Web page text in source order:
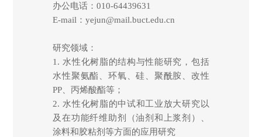
办公电话：010-64439631
E-mail：yejun@mail.buct.edu.cn
研究领域：
1. 水性化树脂的结构与性能研究，包括
水性聚氨酯、环氧、硅、聚酰胺、改性
PP、丙烯酸酯等；
2. 水性化树脂的中试和工业放大研究以
及在功能纤维助剂（油剂和上浆剂）、
涂料和胶粘剂等方面的应用研究